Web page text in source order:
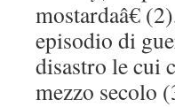
mostardaâ€
episodio di
disastro le cui
mezzo secolo